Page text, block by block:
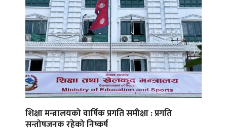
शिक्षा मन्त्रालयको वार्षिक प्रगति समीक्षा : प्रगति
सन्तोषजनक रहेको निष्कर्ष